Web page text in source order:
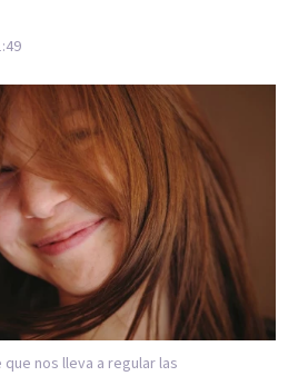
nos lleva a regular las